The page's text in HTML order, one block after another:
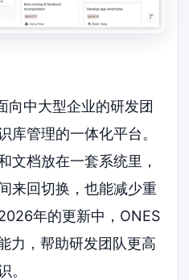
向中大型企业的研发团
库管理的一体化平台。
文档放在一套系统里，
来回切换，也能减少重
年的更新中，ONES
力，帮助研发团队更高
。